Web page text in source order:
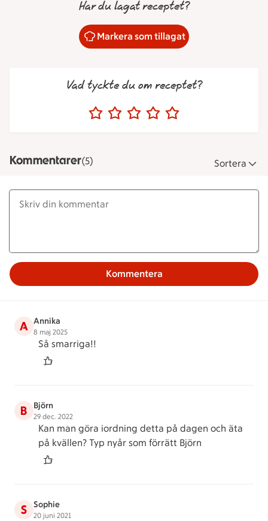
Har du lagat receptet?
Markera som tillagat
Vad tyckte du om receptet?
Kommentarer(5) Sortera
Kommentera
A Annika
8 maj 2025
Så smarriga!!
B Björn
29 dec. 2022
Kan man göra iordning detta på dagen och äta
på kvällen? Typ nyår som förrätt Björn
S Sophie
20 juni 2021